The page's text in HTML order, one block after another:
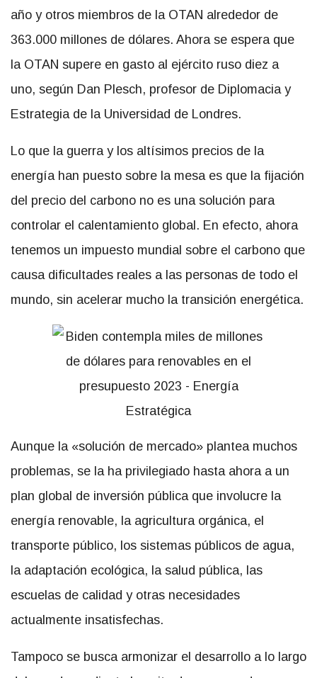
año y otros miembros de la OTAN alrededor de
363.000 millones de dólares. Ahora se espera que
la OTAN supere en gasto al ejército ruso diez a
uno, según Dan Plesch, profesor de Diplomacia y
Estrategia de la Universidad de Londres.
Lo que la guerra y los altísimos precios de la
energía han puesto sobre la mesa es que la fijación
del precio del carbono no es una solución para
controlar el calentamiento global. En efecto, ahora
tenemos un impuesto mundial sobre el carbono que
causa dificultades reales a las personas de todo el
mundo, sin acelerar mucho la transición energética.
Aunque la «solución de mercado» plantea muchos
problemas, se la ha privilegiado hasta ahora a un
plan global de inversión pública que involucre la
energía renovable, la agricultura orgánica, el
transporte público, los sistemas públicos de agua,
la adaptación ecológica, la salud pública, las
escuelas de calidad y otras necesidades
actualmente insatisfechas.
Tampoco se busca armonizar el desarrollo a lo largo